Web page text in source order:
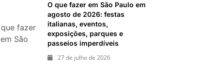
da Itália
durante
que fazer
em São
O que fazer em São Paulo em
agosto de 2026: festas
italianas, eventos,
exposições, parques e
passeios imperdíveis
27 de julho de 2026